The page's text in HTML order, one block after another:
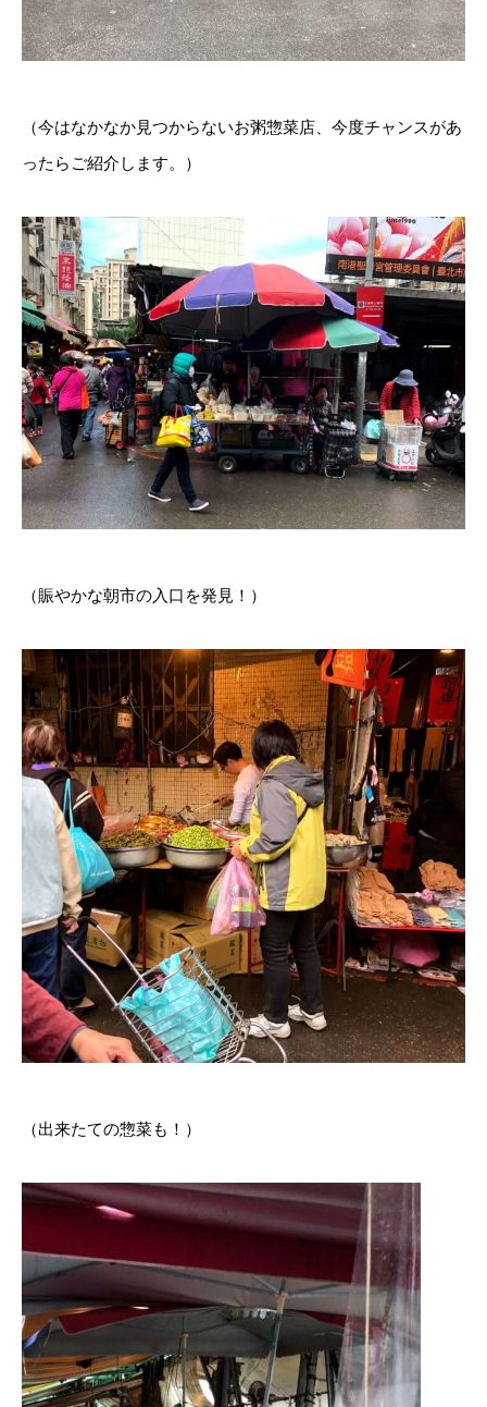
（今はなかなか見つからないお粥惣菜店、今度チャンスがあ
ったらご紹介します。）
（賑やかな朝市の入口を発見！）
（出来たての惣菜も！）